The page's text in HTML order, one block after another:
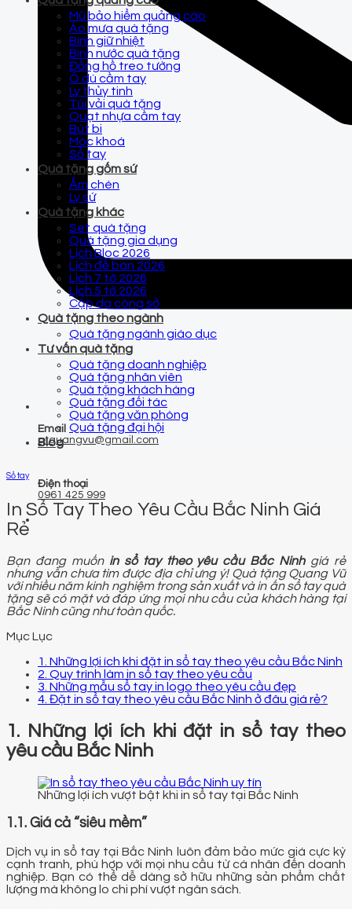
Email
qtquangvu@gmail.com
Điện thoại
0961 425 999
Mũ bảo hiểm quảng cáo
Áo mưa quà tặng
Bình giữ nhiệt
Bình nước quà tặng
Đồng hồ treo tường
Ô dù cầm tay
Ly thủy tinh
Túi vải quà tặng
Quạt nhựa cầm tay
Bút bi
Móc khoá
Sổ tay
Quà tặng gốm sứ
Ấm chén
Ly sứ
Quà tặng khác
Set quà tặng
Quà tặng gia dụng
Lịch Bloc 2026
Lịch để bàn 2026
Lịch 7 tờ 2026
Lịch 5 tờ 2026
Cặp da công sở
Quà tặng theo ngành
Quà tặng ngành giáo dục
Tư vấn quà tặng
Quà tặng doanh nghiệp
Quà tặng nhân viên
Quà tặng khách hàng
Quà tặng đối tác
Quà tặng văn phòng
Quà tặng đại hội
Blog
Sổ tay
In Sổ Tay Theo Yêu Cầu Bắc Ninh Giá
Rẻ
Bạn đang muốn in sổ tay theo yêu cầu Bắc Ninhgiá rẻ
nhưng vẫn chưa tìm được địa chỉ ưng ý! Quà tặng Quang Vũ
với nhiều năm kinh nghiệm trong sản xuất và in ấn sổ tay quà
tặng sẽ có mặt và đáp ứng mọi nhu cầu của khách hàng tại
Bắc Ninh cũng như toàn quốc.
Mục Lục
1. Những lợi ích khi đặt in sổ tay theo yêu cầu Bắc Ninh
2. Quy trình làm in sổ tay theo yêu cầu
3. Những mẫu sổ tay in logo theo yêu cầu đẹp
4. Đặt in sổ tay theo yêu cầu Bắc Ninh ở đâu giá rẻ?
1. Những lợi ích khi đặt in sổ tay theo
yêu cầu Bắc Ninh
Những lợi ích vượt bật khi in sổ tay tại Bắc Ninh
1.1. Giá cả “siêu mềm”
Dịch vụ in sổ tay tại Bắc Ninh luôn đảm bảo mức giá cực kỳ
cạnh tranh, phù hợp với mọi nhu cầu từ cá nhân đến doanh
nghiệp. Bạn có thể dễ dàng sở hữu những sản phẩm chất
lượng mà không lo chi phí vượt ngân sách.